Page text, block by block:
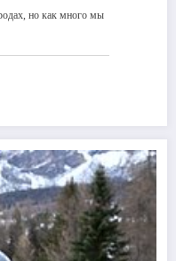
но как много мы